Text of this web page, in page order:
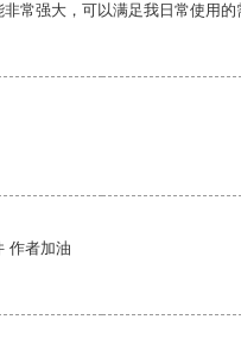
常强大，可以满足我日常使用的
作者加油